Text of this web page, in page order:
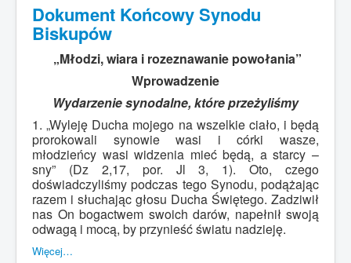
Dokument Końcowy Synodu
Biskupów
„Młodzi, wiara i rozeznawanie powołania”
Wprowadzenie
Wydarzenie synodalne, które przeżyliśmy
1. „Wyleję Ducha mojego na wszelkie ciało, i będą
prorokowali synowie wasi i córki wasze,
młodzieńcy wasi widzenia mieć będą, a starcy –
sny” (Dz 2,17, por. Jl 3, 1). Oto, czego
doświadczyliśmy podczas tego Synodu, podążając
razem i słuchając głosu Ducha Świętego. Zadziwił
nas On bogactwem swoich darów, napełnił swoją
odwagą i mocą, by przynieść światu nadzieję.
Więcej…